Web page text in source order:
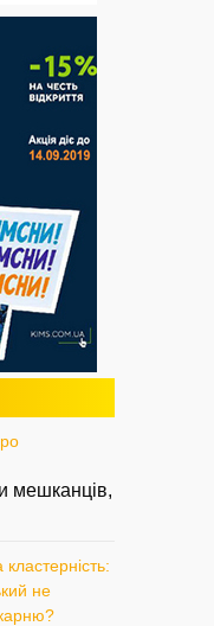
мешканців,
кластерність:
не